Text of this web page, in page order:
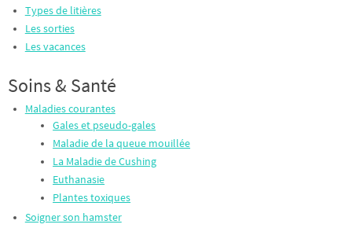
Types de litières
Les sorties
Les vacances
Soins & Santé
Maladies courantes
Gales et pseudo-gales
Maladie de la queue mouillée
La Maladie de Cushing
Euthanasie
Plantes toxiques
Soigner son hamster